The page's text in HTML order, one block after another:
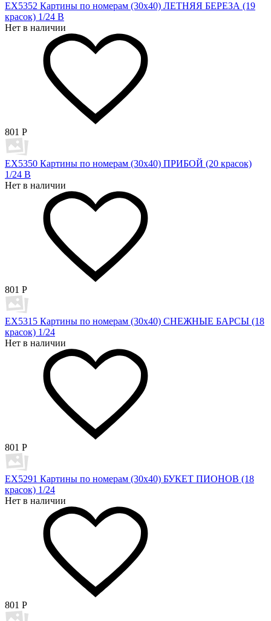
EX5352 Картины по номерам (30х40) ЛЕТНЯЯ БЕРЕЗА (19
красок) 1/24 В
Нет в наличии
801 Р
EX5350 Картины по номерам (30х40) ПРИБОЙ (20 красок)
1/24 В
Нет в наличии
801 Р
EX5315 Картины по номерам (30х40) СНЕЖНЫЕ БАРСЫ (18
красок) 1/24
Нет в наличии
801 Р
EX5291 Картины по номерам (30х40) БУКЕТ ПИОНОВ (18
красок) 1/24
Нет в наличии
801 Р